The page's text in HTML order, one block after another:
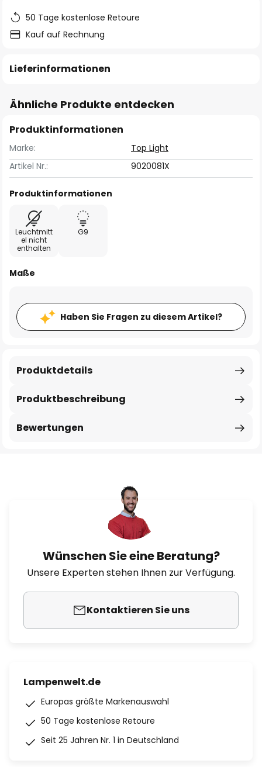
50 Tage kostenlose Retoure
Kauf auf Rechnung
Lieferinformationen
Ähnliche Produkte entdecken
Produktinformationen
Marke:
Top Light
Artikel Nr.:
9020081X
Produktinformationen
Leuchtmitt
el nicht
enthalten
G9
Maße
Haben Sie Fragen zu diesem Artikel?
Produktbeschreibung
Produktdetails
Bewertungen
Wünschen Sie eine Beratung?
Unsere Experten stehen Ihnen zur Verfügung.
Kontaktieren Sie uns
Lampenwelt.de
Europas größte Markenauswahl
50 Tage kostenlose Retoure
Seit 25 Jahren Nr. 1 in Deutschland